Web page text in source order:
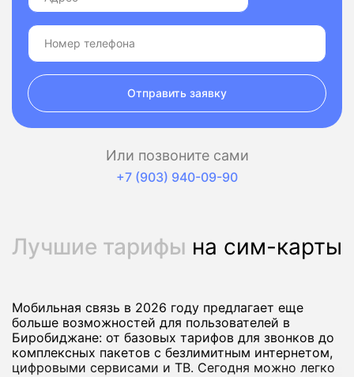
Отправить заявку
Или позвоните сами
+7 (903) 940-09-90
Лучшие тарифы на сим-карты
Мобильная связь в 2026 году предлагает еще
больше возможностей для пользователей в
Биробиджане: от базовых тарифов для звонков до
комплексных пакетов с безлимитным интернетом,
цифровыми сервисами и ТВ. Сегодня можно легко